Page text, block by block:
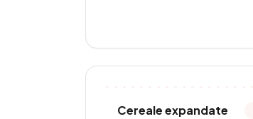
Cereale expandate